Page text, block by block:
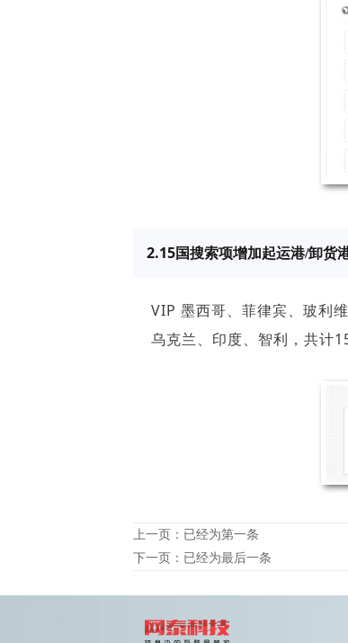
2.15国搜索项增加起运港/卸货
VIP 墨西哥、菲律宾、玻利
乌克兰、印度、智利，共计
上一页：已经为第一条
下一页：已经为最后一条